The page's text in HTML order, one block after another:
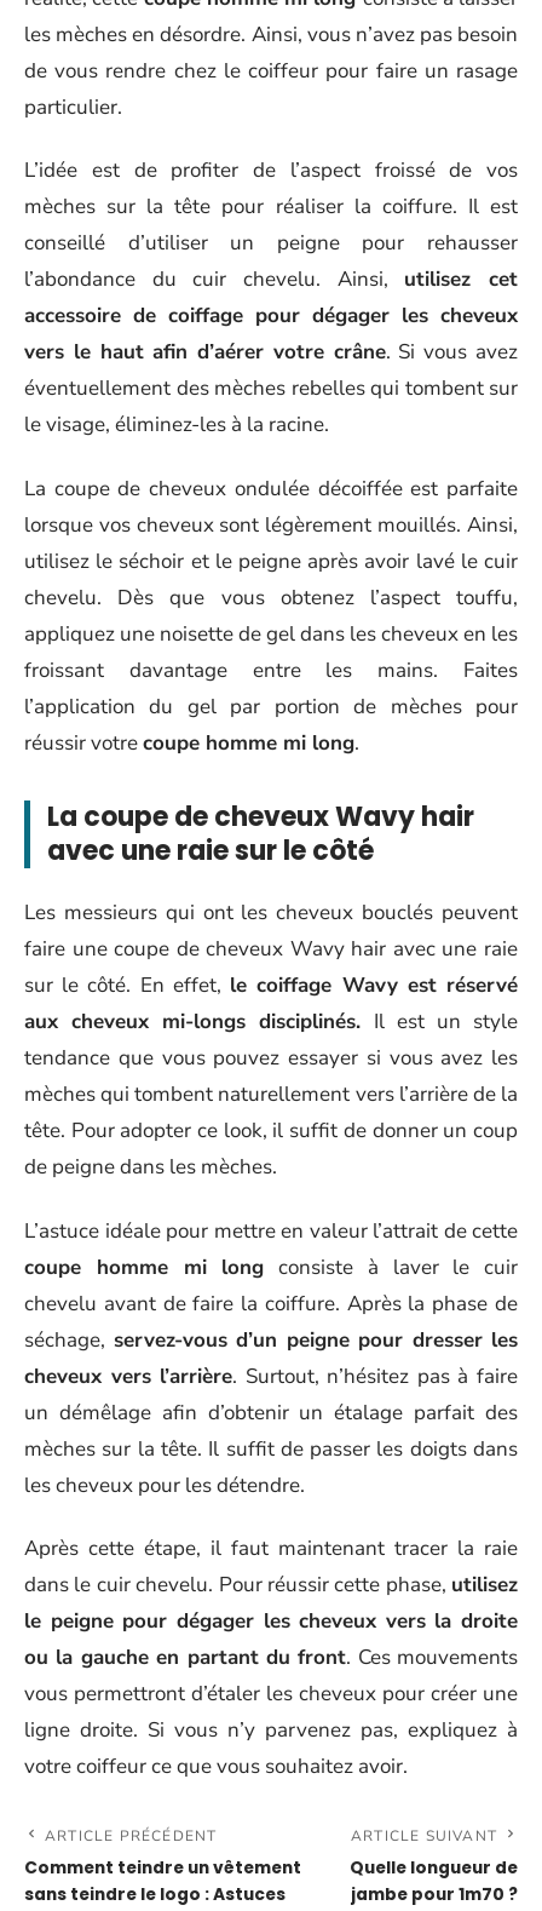
les mèches en désordre. Ainsi, vous n’avez pas besoin
de vous rendre chez le coiffeur pour faire un rasage
particulier.
L’idée est de profiter de l’aspect froissé de vos
mèches sur la tête pour réaliser la coiffure. Il est
conseillé d’utiliser un peigne pour rehausser
l’abondance du cuir chevelu. Ainsi, utilisez cet
accessoire de coiffage pour dégager les cheveux
vers le haut afin d’aérer votre crâne. Si vous avez
éventuellement des mèches rebelles qui tombent sur
le visage, éliminez-les à la racine.
La coupe de cheveux ondulée décoiffée est parfaite
lorsque vos cheveux sont légèrement mouillés. Ainsi,
utilisez le séchoir et le peigne après avoir lavé le cuir
chevelu. Dès que vous obtenez l’aspect touffu,
appliquez une noisette de gel dans les cheveux en les
froissant davantage entre les mains. Faites
l’application du gel par portion de mèches pour
réussir votrecoupe homme mi long.
La coupe de cheveux Wavy hair
avec une raie sur le côté
Les messieurs qui ont les cheveux bouclés peuvent
faire une coupe de cheveux Wavy hair avec une raie
sur le côté. En effet, le coiffage Wavy est réservé
aux cheveux mi-longs disciplinés. Il est un style
tendance que vous pouvez essayer si vous avez les
mèches qui tombent naturellement vers l’arrière de la
tête. Pour adopter ce look, il suffit de donner un coup
de peigne dans les mèches.
L’astuce idéale pour mettre en valeur l’attrait de cette
coupe homme mi long consiste à laver le cuir
chevelu avant de faire la coiffure. Après la phase de
séchage, servez-vous d’un peigne pour dresser les
cheveux vers l’arrière. Surtout, n’hésitez pas à faire
un démêlage afin d’obtenir un étalage parfait des
mèches sur la tête. Il suffit de passer les doigts dans
les cheveux pour les détendre.
Après cette étape, il faut maintenant tracer la raie
dans le cuir chevelu. Pour réussir cette phase, utilisez
le peigne pour dégager les cheveux vers la droite
ou la gauche en partant du front. Ces mouvements
vous permettront d’étaler les cheveux pour créer une
ligne droite. Si vous n’y parvenez pas, expliquez à
votre coiffeur ce que vous souhaitez avoir.
ARTICLE PRÉCÉDENT
Comment teindre un vêtement
sans teindre le logo : Astuces
ARTICLE SUIVANT
Quelle longueur de
jambe pour 1m70 ?